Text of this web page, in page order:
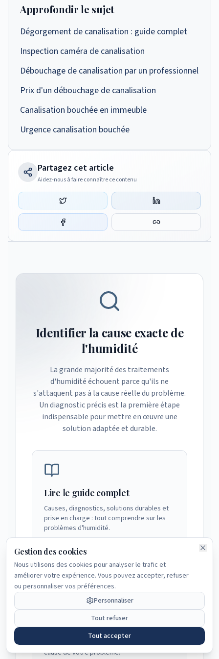
Gestion des cookies
Nous utilisons des cookies pour analyser le trafic et
améliorer votre expérience. Vous pouvez accepter, refuser
ou personnaliser vos préférences.
Personnaliser
Tout refuser
Tout accepter
✓ Vous avez maintenant une
vision claire du sujet traité.
professionnel peut réaliser un curage
efficace et sans risque.
copropriété. Les colonnes d'évacuation
communes sont particulièrement exposées
à l'encrassement et un curage régulier évite
les refoulements qui affectent l'ensemble
des logements.
Approfondir le sujet
Dégorgement de canalisation : guide complet
Inspection caméra de canalisation
Débouchage de canalisation par un professionnel
Prix d'un débouchage de canalisation
Canalisation bouchée en immeuble
Urgence canalisation bouchée
Partagez cet article
Aidez-nous à faire connaître ce contenu
Identifier la cause exacte de
l'humidité
La grande majorité des traitements
d'humidité échouent parce qu'ils ne
s'attaquent pas à la cause réelle du problème.
Un diagnostic précis est la première étape
indispensable pour mettre en œuvre une
solution adaptée et durable.
Lire le guide complet
Causes, diagnostics, solutions durables et
prise en charge : tout comprendre sur les
problèmes d'humidité.
Consulter le guide
L'importance du diagnostic
Pourquoi un diagnostic professionnel est
indispensable et comment identifier la vraie
cause de votre problème.